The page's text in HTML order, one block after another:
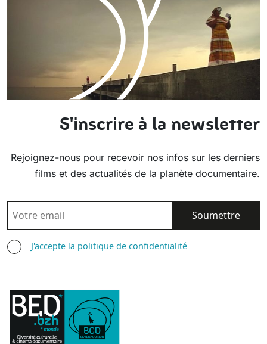
S'inscrire à la newsletter
Rejoignez-nous pour recevoir nos infos sur les derniers
films et des actualités de la planète documentaire.
EMAIL
AGREE TERMS
J'accepte la politique de confidentialité